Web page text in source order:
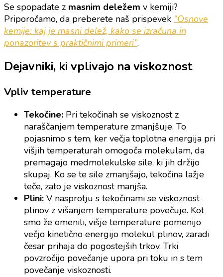
Se spopadate z masnim deležem v kemiji?
Priporočamo, da preberete naš prispevek “Osnove
kemije: kaj je masni delež, kako se izračuna in
ponazoritev s praktičnimi primeri”.
Dejavniki, ki vplivajo na viskoznost
Vpliv temperature
Tekočine: Pri tekočinah se viskoznost z
naraščanjem temperature zmanjšuje. To
pojasnimo s tem, ker večja toplotna energija pri
višjih temperaturah omogoča molekulam, da
premagajo medmolekulske sile, ki jih držijo
skupaj. Ko se te sile zmanjšajo, tekočina lažje
teče, zato je viskoznost manjša.
Plini: V nasprotju s tekočinami se viskoznost
plinov z višanjem temperature povečuje. Kot
smo že omenili, višje temperature pomenijo
večjo kinetično energijo molekul plinov, zaradi
česar prihaja do pogostejših trkov. Trki
povzročijo povečanje upora pri toku in s tem
povečanje viskoznosti.